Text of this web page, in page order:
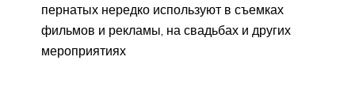
пернатых нередко используют в съемках
фильмов и рекламы, на свадьбах и других
мероприятиях